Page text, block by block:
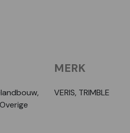
MERK
VERIS, TRIMBLE